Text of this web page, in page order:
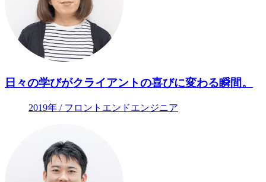
日々の学びがクライアントの喜びに変わる瞬間。
2019年 / フロントエンドエンジニア